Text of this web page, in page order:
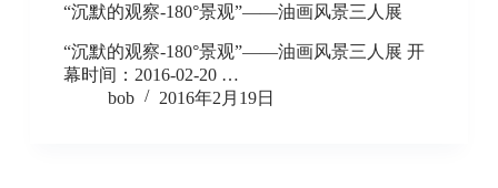
“沉默的观察-180°景观”——油画风景三人展
“沉默的观察-180°景观”——油画风景三人展 开
幕时间：2016-02-20 …
bob
2016年2月19日